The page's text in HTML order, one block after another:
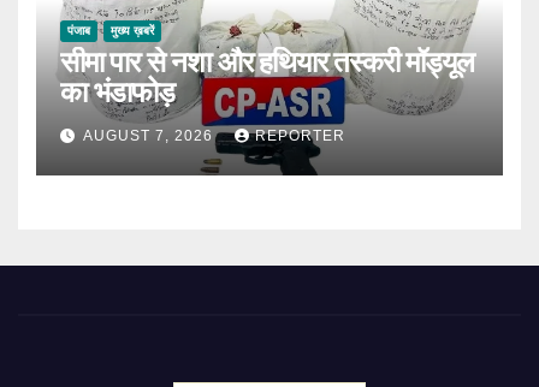
पंजाब मुख्य ख़बरें
सीमा पार से नशा और हथियार तस्करी मॉड्यूल
का भंडाफोड़
AUGUST 7, 2026 REPORTER